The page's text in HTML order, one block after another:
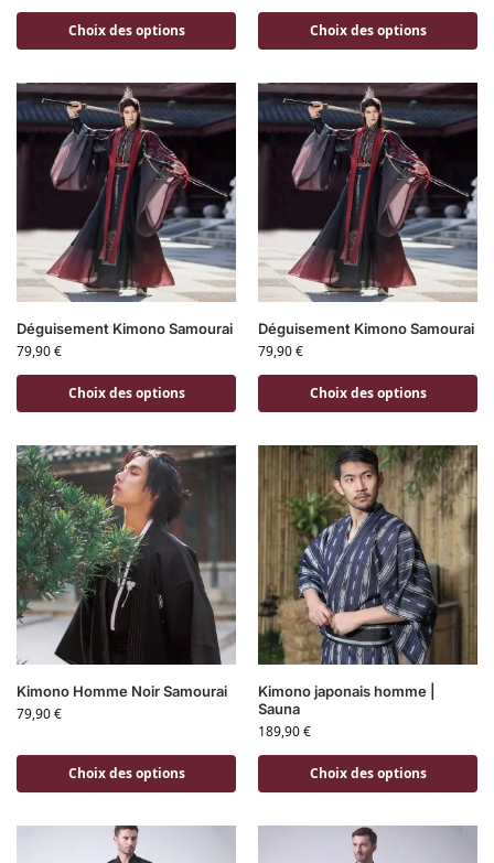
Choix des options Choix des options
Déguisement Kimono Samourai
79,90€
Choix des options
Déguisement Kimono Samourai
79,90€
Choix des options
Kimono Homme Noir Samourai
79,90€
Choix des options
Kimono japonais homme |
Sauna
189,90€
Choix des options